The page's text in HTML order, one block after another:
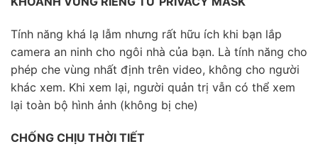
Tính năng khá lạ lẫm nhưng rất hữu ích khi bạn lắp
camera an ninh cho ngôi nhà của bạn. Là tính năng cho
phép che vùng nhất định trên video, không cho người
khác xem. Khi xem lại, người quản trị vẫn có thể xem
lại toàn bộ hình ảnh (không bị che)
CHỐNG CHỊU THỜI TIẾT